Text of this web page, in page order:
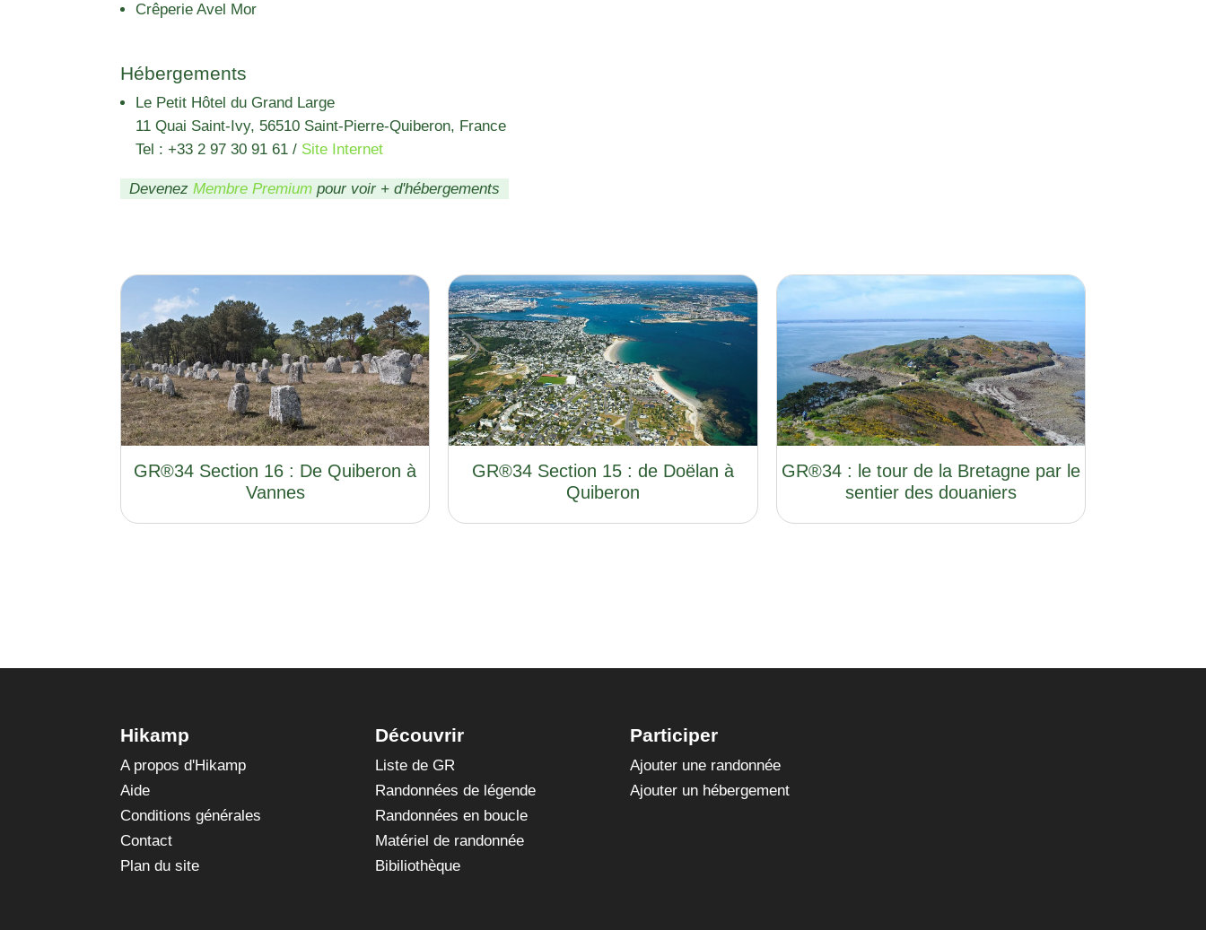
Crêperie Avel Mor
Hébergements
Le Petit Hôtel du Grand Large
11 Quai Saint-Ivy, 56510 Saint-Pierre-Quiberon, France
Tel : +33 2 97 30 91 61 / Site Internet
DevenezMembre Premium pour voir + d'hébergements
GR®34 Section 16 : De Quiberon à
Vannes
GR®34 Section 15 : de Doëlan à
Quiberon
GR®34 : le tour de la Bretagne par le
sentier des douaniers
Hikamp
A propos d'Hikamp
Aide
Conditions générales
Contact
Plan du site
Découvrir
Liste de GR
Randonnées de légende
Randonnées en boucle
Matériel de randonnée
Bibiliothèque
Participer
Ajouter une randonnée
Ajouter un hébergement